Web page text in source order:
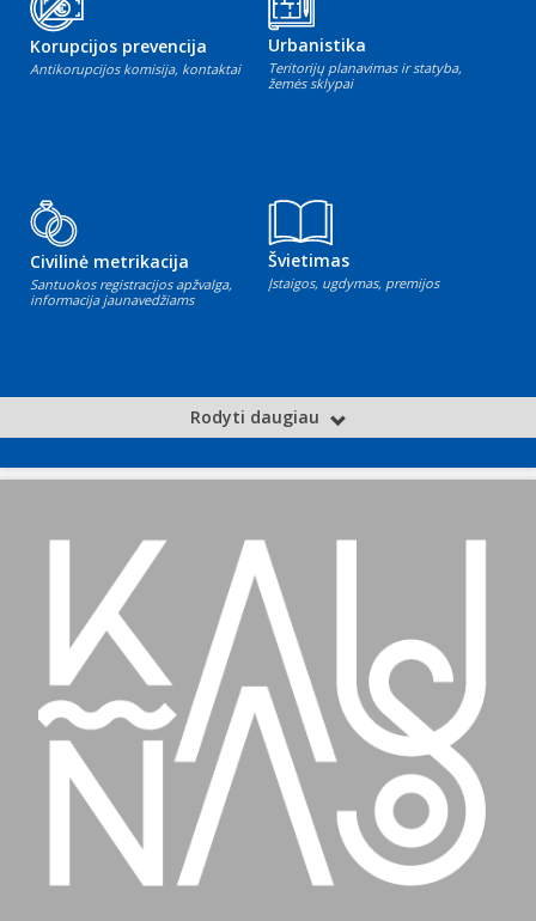
Korupcijos prevencija
Antikorupcijos komisija, kontaktai
Urbanistika
Teritorijų planavimas ir statyba,
žemės sklypai
Civilinė metrikacija
Santuokos registracijos apžvalga,
informacija jaunavedžiams
Švietimas
Įstaigos, ugdymas, premijos
Rodyti daugiau